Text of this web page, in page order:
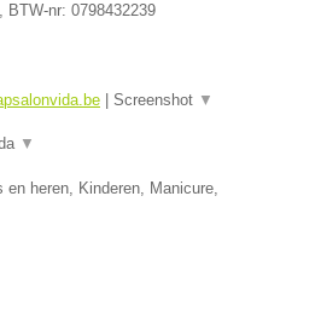
, BTW-nr: 0798432239
Screenshot ▼
▼
en heren, Kinderen, Manicure,